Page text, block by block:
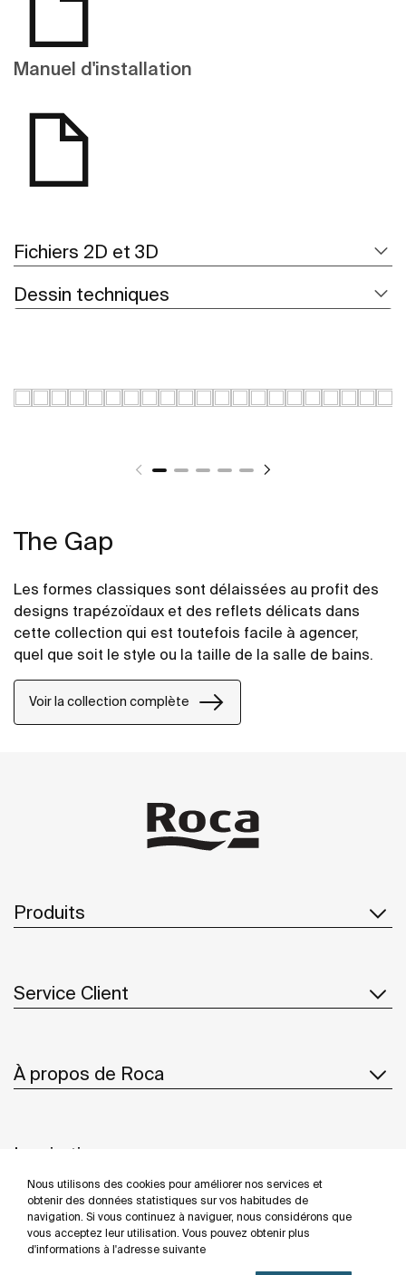
Nous utilisons des cookies pour améliorer nos services et
obtenir des données statistiques sur vos habitudes de
navigation. Si vous continuez à naviguer, nous considérons que
vous acceptez leur utilisation. Vous pouvez obtenir plus
d'informations à l'adresse suivante
Manuel d'installation
Fichiers 2D et 3D
Dessin techniques
The Gap
Les formes classiques sont délaissées au profit des
designs trapézoïdaux et des reflets délicats dans
cette collection qui est toutefois facile à agencer,
quel que soit le style ou la taille de la salle de bains.
Voir la collection complète
Produits
Service Client
À propos de Roca
Inspiration
Suivez-nous